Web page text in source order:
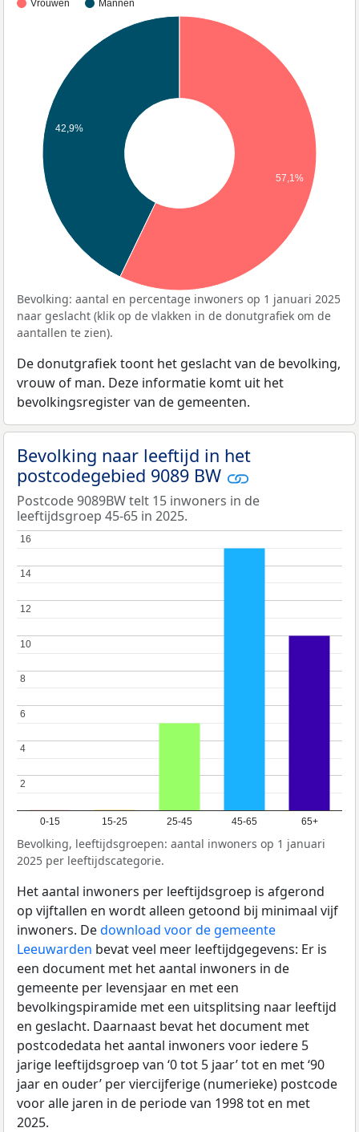
Vrouwen Mannen
42,9%
57,1%
Bevolking: aantal en percentage inwoners op 1 januari 2025
naar geslacht (klik op de vlakken in de donutgrafiek om de
aantallen te zien).
De donutgrafiek toont het geslacht van de bevolking,
vrouw of man. Deze informatie komt uit het
bevolkingsregister van de gemeenten.
Bevolking naar leeftijd in het
postcodegebied 9089 BW
Postcode 9089BW telt 15 inwoners in de
leeftijdsgroep 45-65 in 2025.
0-15 15-25 25-45 45-65 65+
2
2
4
4
6
6
8
8
10
10
12
12
14
14
16
16
Bevolking, leeftijdsgroepen: aantal inwoners op 1 januari
2025 per leeftijdscategorie.
Het aantal inwoners per leeftijdsgroep is afgerond
op vijftallen en wordt alleen getoond bij minimaal vijf
inwoners. Dedownload voor de gemeente
Leeuwarden bevat veel meer leeftijdgegevens: Er is
een document met het aantal inwoners in de
gemeente per levensjaar en met een
bevolkingspiramide met een uitsplitsing naar leeftijd
en geslacht. Daarnaast bevat het document met
postcodedata het aantal inwoners voor iedere 5
jarige leeftijdsgroep van ‘0 tot 5 jaar’ tot en met ‘90
jaar en ouder’ per viercijferige (numerieke) postcode
voor alle jaren in de periode van 1998 tot en met
2025.